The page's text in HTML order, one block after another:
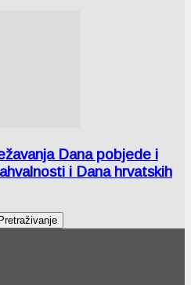
Dana pobjede i
i Dana hrvatskih